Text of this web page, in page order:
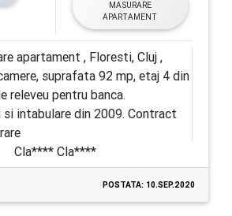
MASURARE
APARTAMENT
apartament , Floresti, Cluj ,
suprafata 92 mp, etaj 4 din
releveu pentru banca.
intabulare din 2009. Contract
Cla**** Cla****
POSTATA: 10.SEP.2020